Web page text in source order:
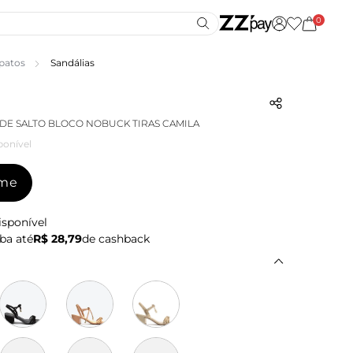
0
Sandálias
SALTO BLOCO NOBUCK TIRAS CAMILA
atéR$ 28,79de cashback